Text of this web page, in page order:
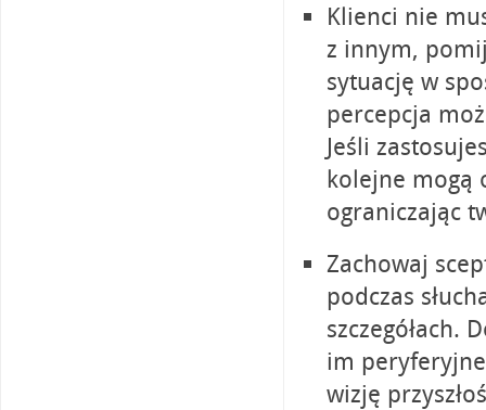
Klienci nie
z innym,
sytuację w
percepcja
Jeśli
kolejne mogą
ograniczając
Zachowaj
podczas
szczegółach.
im
wizję